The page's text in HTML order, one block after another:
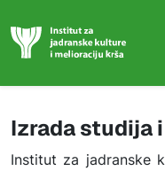
Izrada studija
Institut za jadranske